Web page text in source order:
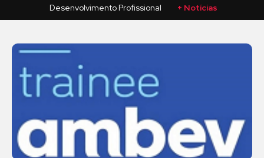
Desenvolvimento Profissional
+ Notícias